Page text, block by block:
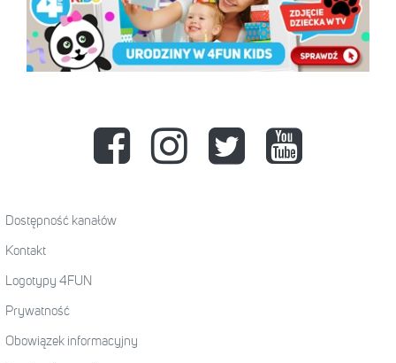
Dostępność kanałów
Kontakt
Logotypy 4FUN
Prywatność
Obowiązek informacyjny